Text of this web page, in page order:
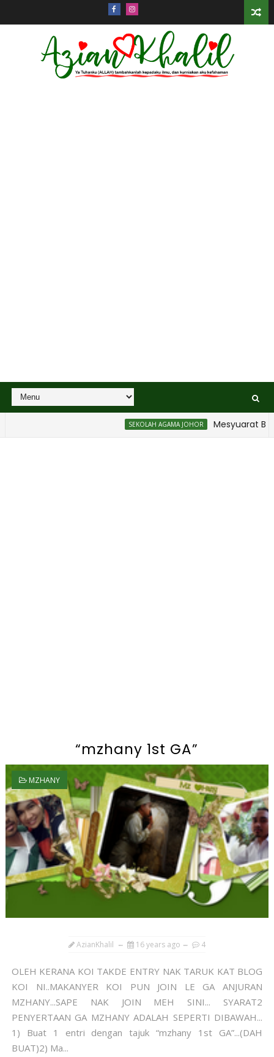
SEKOLAH AGAMA JOHOR Mesyuarat Badan
“mzhany 1st GA”
MZHANY
AzianKhalil 16 years ago 4
OLEH KERANA KOI TAKDE ENTRY NAK TARUK KAT BLOG
KOI NI..MAKANYER KOI PUN JOIN LE GA ANJURAN
MZHANY...SAPE NAK JOIN MEH SINI... SYARAT2
PENYERTAAN GA MZHANY ADALAH SEPERTI DIBAWAH...
1) Buat 1 entri dengan tajuk “mzhany 1st GA”...(DAH
BUAT)2) Ma...